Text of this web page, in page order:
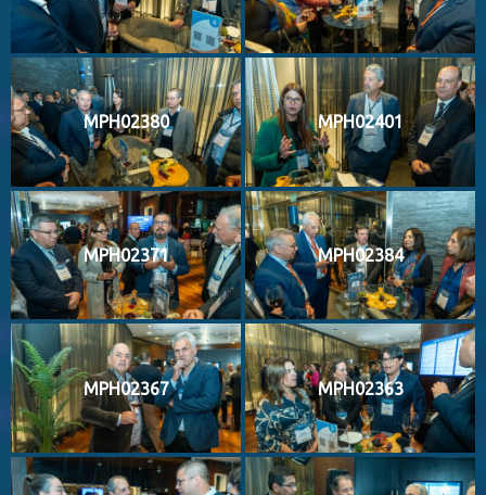
MPH02380 MPH02401
MPH02371 MPH02384
MPH02367 MPH02363